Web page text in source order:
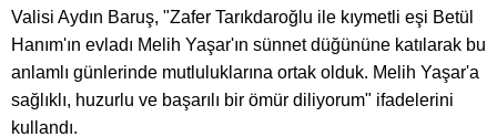
Valisi Aydın Baruş, "Zafer Tarıkdaroğlu ile kıymetli eşi Betül
Hanım'ın evladı Melih Yaşar'ın sünnet düğününe katılarak bu
anlamlı günlerinde mutluluklarına ortak olduk. Melih Yaşar'a
sağlıklı, huzurlu ve başarılı bir ömür diliyorum" ifadelerini
kullandı.